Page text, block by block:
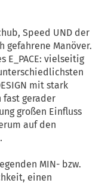
Speed UND der
Manöver.
E_PACE: vielseitig
mit stark
fast gerader
großen Einfluss
auf den
MIN- bzw.
einen